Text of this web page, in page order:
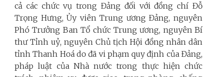
cả các chức vụ trong Đảng đối với đồng chí Đỗ
Trọng Hưng, Ủy viên Trung ương Đảng, nguyên
Phó Trưởng Ban Tổ chức Trung ương, nguyên Bí
thư Tỉnh uỷ, nguyên Chủ tịch Hội đồng nhân dân
tỉnh Thanh Hoá do đã vi phạm quy định của Đảng,
pháp luật của Nhà nước trong thực hiện chức